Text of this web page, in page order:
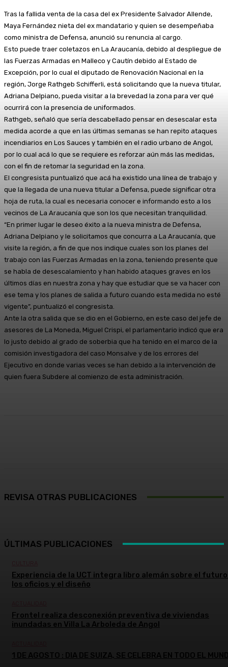
Tras la fallida venta de la casa del ex Presidente Salvador Allende,
Maya Fernández nieta del ex mandatario y quien se desempeñaba
como ministra de Defensa, anunció su renuncia al cargo.
Esto puede traer coletazos en La Araucanía, debido al despliegue de
las Fuerzas Armadas en Malleco y Cautín debido al Estado de
Excepción, por lo cual el diputado de Renovación Nacional en la
región, Jorge Rathgeb Schifferli, está solicitando que la nueva titular,
Adriana Delpiano, pueda visitar a la brevedad la zona para ver qué
ocurrirá con la presencia de uniformados.
Rathgeb, señaló que sería descabellado pensar en desescalar esta
medida acorde a que en las últimas semanas se han repito ataques
incendiarios en Los Sauces y también en el radio urbano de Angol,
por lo cual acá lo que se requiere es reforzar aún más las medidas,
con el fin de retomar la seguridad en la zona.
El congresista puntualizó que acá ha existido una línea de trabajo y
que la llegada de una nueva titular a Defensa, puede significar otra
hoja de ruta, la cual es necesaria conocer e informando esto a los
vecinos de La Araucanía que son los que necesitan tranquilidad.
“En primer lugar le deseo éxito a la nueva ministra de Defensa,
Adriana Delpiano y le solicitamos que concurra a La Araucanía, que
visite la región, a fin de que nos indique cuales son los planes del
trabajo con las Fuerzas Armadas en la zona, teniendo presente que
se habla de desescalamiento y han habido ataques graves en los
últimos días en nuestra zona y hay que estudiar que se va hacer con
ese tema y los planes de salida a futuro cuando esta medida no esté
vigente”, puntualizó el congresista.
Ante la otra salida que se dio en el Gobierno, en este caso del jefe de
asesores de La Moneda, Miguel Crispi, el parlamentario indicó que era
lo justo debido al grado de soberbia que ha tenido en el marco de la
comisión investigadora del caso Monsalve y de los errores del
Ejecutivo en donde varias veces se han debido a la intervención de
quien fuera Subdere al comienzo de esta administración.
REVISA OTRAS PUBLICACIONES
ÚLTIMAS PUBLICACIONES
Experiencia de la UCT integra libro alemán sobre el
los oficios y el diseño
Frontel realiza desconexión preventiva de viviendas
inundadas en Villa La Arboleda de Angol
1 DE AGOSTO : DIA DE SUIZA, SE CELEBRA EN TODO EL